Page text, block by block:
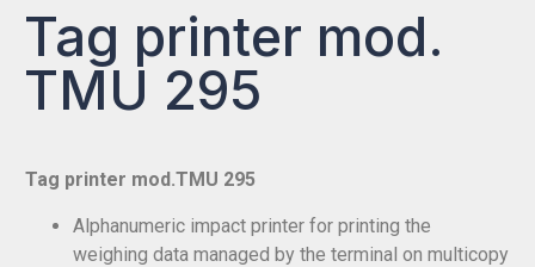
Tag printer mod.
TMU 295
Tag printer mod.TMU 295
Alphanumeric impact printer for printing the
weighing data managed by the terminal on multicopy